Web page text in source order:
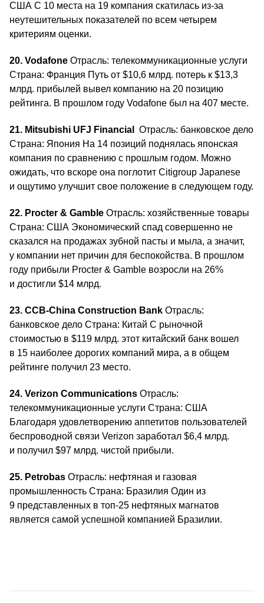
США С 10 места на 19 компания скатилась из-за
неутешительных показателей по всем четырем
критериям оценки.
20. Vodafone Отрасль: телекоммуникационные услуги
Страна: Франция Путь от $10,6 млрд. потерь к $13,3
млрд. прибылей вывел компанию на 20 позицию
рейтинга. В прошлом году Vodafone был на 407 месте.
21. Mitsubishi UFJ Financial
Отрасль: банковское дело
Страна: Япония На 14 позиций поднялась японская
компания по сравнению с прошлым годом. Можно
ожидать, что вскоре она поглотит Citigroup Japanese
и ощутимо улучшит свое положение в следующем году.
22. Procter & Gamble Отрасль: хозяйственные товары
Страна: США Экономический спад совершенно не
сказался на продажах зубной пасты и мыла, а значит,
у компании нет причин для беспокойства. В прошлом
году прибыли Procter & Gamble возросли на 26%
и достигли $14 млрд.
23. CCB-China Construction Bank Отрасль:
банковское дело Страна: Китай С рыночной
стоимостью в $119 млрд. этот китайский банк вошел
в 15 наиболее дорогих компаний мира, а в общем
рейтинге получил 23 место.
24. Verizon Communications Отрасль:
телекоммуникационные услуги Страна: США
Благодаря удовлетворению аппетитов пользователей
беспроводной связи Verizon заработал $6,4 млрд.
и получил $97 млрд. чистой прибыли.
25. Petrobas Отрасль: нефтяная и газовая
промышленность Страна: Бразилия Один из
9 представленных в топ-25 нефтяных магнатов
является самой успешной компанией Бразилии.